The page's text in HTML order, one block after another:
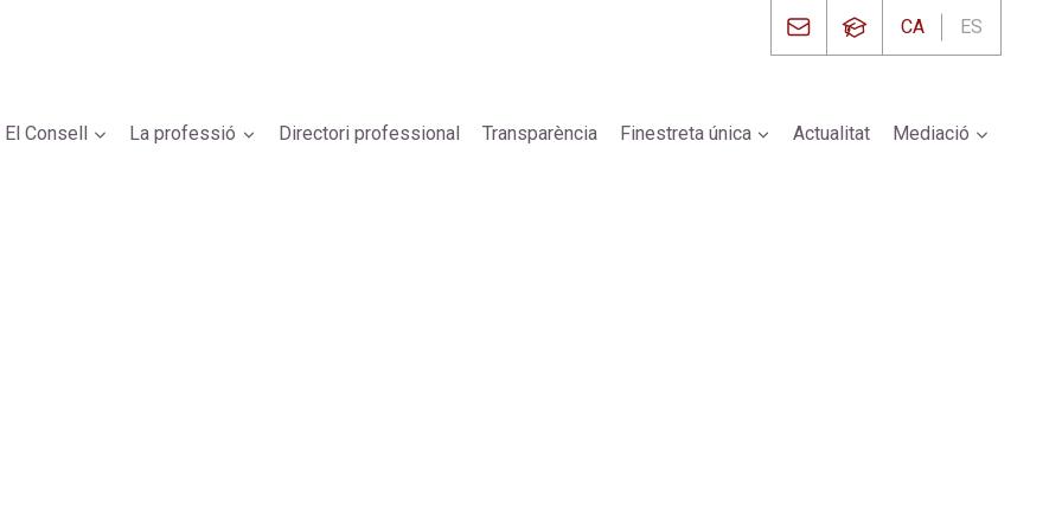
CA ES
El Consell La professió Directori professional Transparència Finestreta única Actualitat Mediació